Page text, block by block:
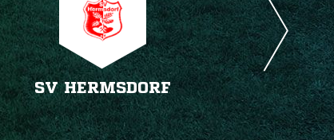
SV HERMSDORF